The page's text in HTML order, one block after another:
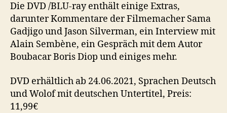
Die DVD /BLU-ray enthält einige Extras,
darunter Kommentare der Filmemacher Sama
Gadjigo und Jason Silverman, ein Interview mit
Alain Sembène, ein Gespräch mit dem Autor
Boubacar Boris Diop und einiges mehr.
DVD erhältlich ab 24.06.2021, Sprachen Deutsch
und Wolof mit deutschen Untertitel, Preis:
11,99€